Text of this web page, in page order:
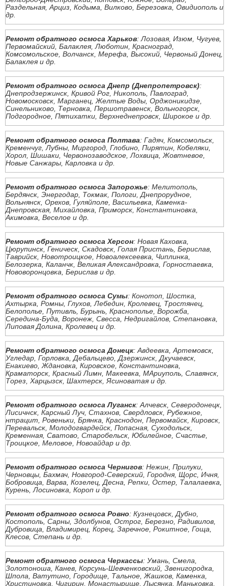
Раздельная, Арциз, Кодыма, Вилково, Березовка, Овидиополь и
др.
Ремонт обратного осмоса Харьков: Лозовая, Изюм, Чугуев,
Первомайский, Балаклея, Люботин, Красноград,
Комсомольское, Волчанск, Мерефа, Высокий, Червоный Донец,
Балаклея и др.
Ремонт обратного осмоса Днепр (Днепропетровск):
Днепродзержинск, Кривой Рог, Никополь, Павлоград,
Новомосковск, Марганец, Желтые Воды, Орджоникидзе,
Синельниково, Терновка, Першотравенск, Вольногорск,
Подгородное, Пятихатки, Верхнеднепровск, Широкое и др.
Ремонт обратного осмоса Полтава: Гадяч, Комсомольск,
Кременчуг, Лубны, Миргород, Глобино, Пирятин, Кобеляки,
Хорол, Шишаки, Червонозаводское, Лохвица, Жовтневое,
Новые Санжары, Карловка и др.
Ремонт обратного осмоса Запорожье: Мелитополь,
Бердянск, Энергодар, Токмак, Пологи, Днепрорудное,
Вольнянск, Орехов, Гуляйполе, Васильевка, Каменка-
Днепровская, Михайловка, Приморск, Константиновка,
Акимовка, Веселое и др.
Ремонт обратного осмоса Херсон: Новая Каховка,
Цюрупинск, Геническ, Скадовск, Голая Пристань, Берислав,
Таврийск, Новотроицкое, Новоалексеевка, Чиплинка,
Белозерка, Каланчк, Великая Александровка, Горностаевка,
Нововоронцовка, Берислав и др.
Ремонт обратного осмоса Сумы: Конотоп, Шостка,
Ахтырка, Ромны, Глухов, Лебедин, Кролевец, Тростянец,
Белополье, Путивль, Бурынь, Краснополье, Ворожба,
Середина-Буда, Воронеж, Свесса, Недригайлов, Степановка,
Липовая Долина, Кролевец и др.
Ремонт обратного осмоса Донецк: Авдеевка, Артемовск,
Угледар, Горловка, Дебальцево, Дзержинск, Дкучаевск,
Енакиево, Ждановка, Кировское, Константиновка,
Краматорск, Красный Лимн, Макеевка, МАриуполь, Славянск,
Торез, Харцызск, Шахтерск, Ясиноватая и др.
Ремонт обратного осмоса Луганск: Алчевск, Северодонецк,
Лисичнск, Карсный Луч, Стахнов, Свердловск, Рубежное,
нтрацит, Ровеньки, Брянка, Краснодон, Первомайск, Кировск,
Перевальск, Молодогвардейск, Попасная, Суходольск,
Кременная, Сватово, Старобельск, Юбилейное, Счастье,
Троицкое, Меловое, Новоайдар и др.
Ремонт обратного осмоса Чернигов: Нежин, Прилуки,
Черновцы, Бахмач, Новгород-Северский, Городня, Щорс, Ичня,
Бобровица, Варва, Козелец, Десна, Репки, Остер, Талалаевка,
Курень, Лосиновка, Короп и др.
Ремонт обратного осмоса Ровно: Кузнецовск, Дубно,
Костополь, Сарны, Здолбунов, Острог, Березно, Радивилов,
Дубровица, Владимирец, Корец, Заречное, Рокитное, Гоща,
Клесов, Степань и др.
Ремонт обратного осмоса Черкассы: Умань, Смела,
Золотоноша, Канев, Корсунь-Шевченковский, Звенигородка,
Шпола, Ватутино, Городище, Тальное, Жашков, Каменка,
Христиновка, Чигирин, Монастырище, Лысянка, Маньковка,